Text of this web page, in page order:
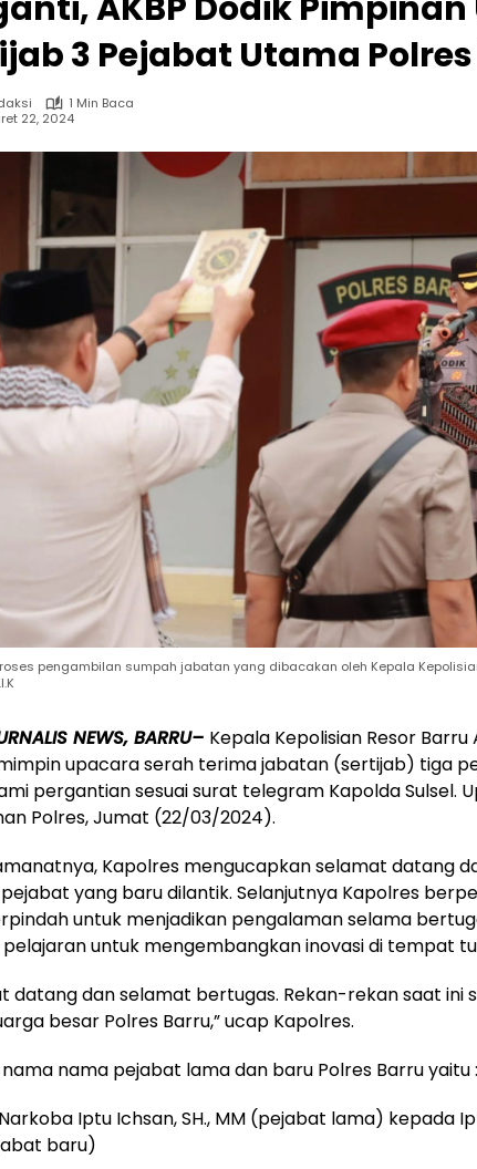
3 Pejabat Utama
1 Min Baca
22, 2024
pengambilan sumpah jabatan yang dibacakan oleh Kepala Kepolisian
NEWS, BARRU– Kepala Kepolisian Resor Barru
upacara serah terima jabatan (sertijab) tiga
pergantian sesuai surat telegram Kapolda Sulsel.
Polres, Jumat (22/03/2024).
Kapolres mengucapkan selamat datang
yang baru dilantik. Selanjutnya Kapolres
untuk menjadikan pengalaman selama
untuk mengembangkan inovasi di tempat
datang dan selamat bertugas. Rekan-rekan saat ini
besar Polres Barru,” ucap Kapolres.
nama pejabat lama dan baru Polres Barru yaitu :
Iptu Ichsan, SH., MM (pejabat lama) kepada
baru)